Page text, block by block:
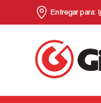
Entregar para: